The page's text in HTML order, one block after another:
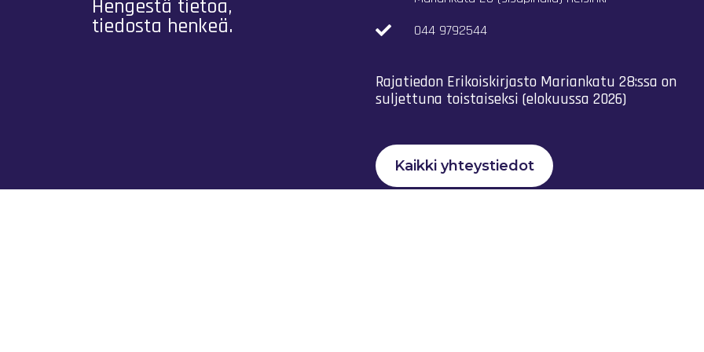
Hengestä tietoa,
tiedosta henkeä.
044 9792544
Rajatiedon Erikoiskirjasto Mariankatu 28:ssa on
suljettuna toistaiseksi (elokuussa 2026)
Kaikki yhteystiedot